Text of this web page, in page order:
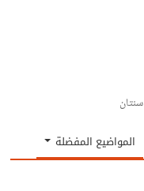
سنتان
المواضيع المفضلة